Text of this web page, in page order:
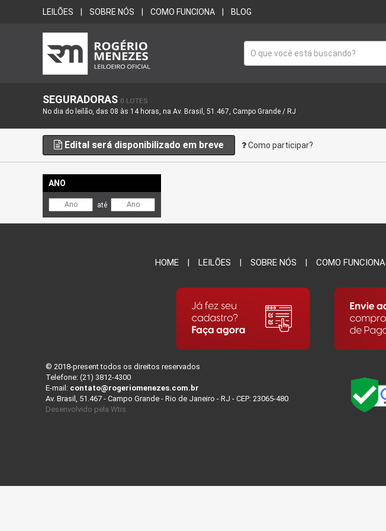
LEILÕES SOBRE NÓS COMO FUNCIONA BLOG
SEGURADORAS 0 LOTES
No dia do leilão, das 08 às 14 horas, na Av. Brasil, 51.467, Campo Grande / RJ
Edital será disponibilizado em breve Como participar?
ANO
até
HOME LEILÕES SOBRE NÓS COMO FUNCIONA
© 2018-present todos os direitos reservados
Telefone: (21) 3812-4300
E-mail: contato@rogeriomenezes.com.br
Av. Brasil, 51.467 - Campo Grande - Rio de Janeiro - RJ - CEP: 23065-480
Desenvolvido pela Wtis